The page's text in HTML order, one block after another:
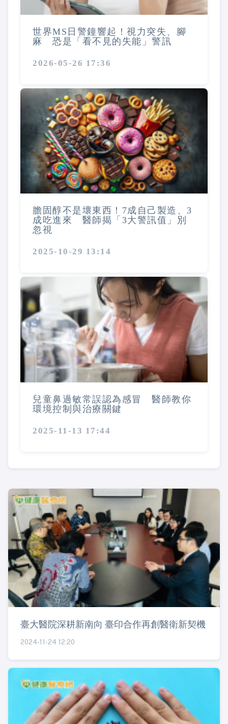
世界MS日警鐘響起！視力突失、腳
麻 恐是「看不見的失能」警訊
2026-05-26 17:36
膽固醇不是壞東西！7成自己製造、3
成吃進來 醫師揭「3大警訊值」別
忽視
2025-10-29 13:14
兒童鼻過敏常誤認為感冒 醫師教你
環境控制與治療關鍵
2025-11-13 17:44
臺大醫院深耕新南向 臺印合作再創醫衛新契機
2024-11-24 12:20